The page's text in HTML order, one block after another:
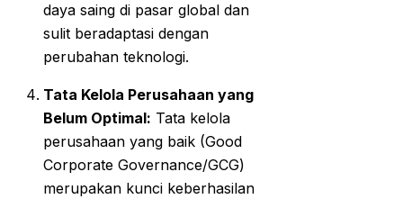
daya saing di pasar global dan
sulit beradaptasi dengan
perubahan teknologi.
Tata Kelola Perusahaan yang
Belum Optimal: Tata kelola
perusahaan yang baik (Good
Corporate Governance/GCG)
merupakan kunci keberhasilan